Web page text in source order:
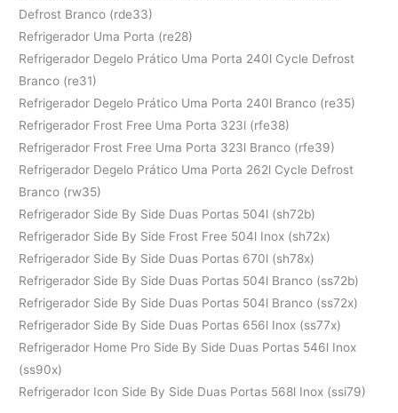
Defrost Branco (rde33)
Refrigerador Uma Porta (re28)
Refrigerador Degelo Prático Uma Porta 240l Cycle Defrost
Branco (re31)
Refrigerador Degelo Prático Uma Porta 240l Branco (re35)
Refrigerador Frost Free Uma Porta 323l (rfe38)
Refrigerador Frost Free Uma Porta 323l Branco (rfe39)
Refrigerador Degelo Prático Uma Porta 262l Cycle Defrost
Branco (rw35)
Refrigerador Side By Side Duas Portas 504l (sh72b)
Refrigerador Side By Side Frost Free 504l Inox (sh72x)
Refrigerador Side By Side Duas Portas 670l (sh78x)
Refrigerador Side By Side Duas Portas 504l Branco (ss72b)
Refrigerador Side By Side Duas Portas 504l Branco (ss72x)
Refrigerador Side By Side Duas Portas 656l Inox (ss77x)
Refrigerador Home Pro Side By Side Duas Portas 546l Inox
(ss90x)
Refrigerador Icon Side By Side Duas Portas 568l Inox (ssi79)